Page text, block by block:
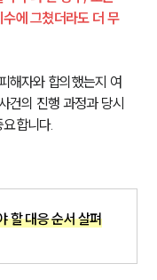
에 그쳤더라도 더 무
해자와 합의했는지 여
건의 진행 과정과 당시
합니다.
할 대응 순서 살펴